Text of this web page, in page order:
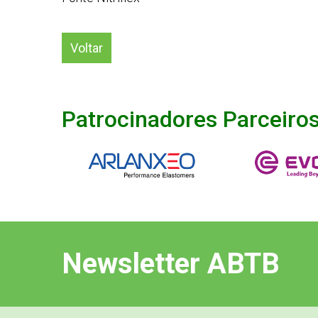
Voltar
Patrocinadores
Newsletter ABTB